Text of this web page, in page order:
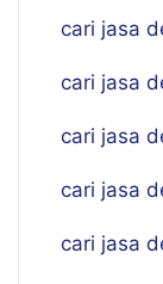
cari jasa
cari jasa
cari jasa
cari jasa
cari jasa